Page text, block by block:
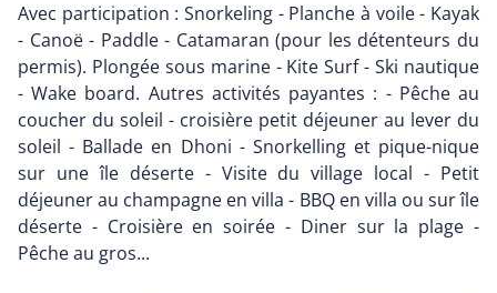
Avec participation : Snorkeling - Planche à voile - Kayak
- Canoë - Paddle - Catamaran (pour les détenteurs du
permis). Plongée sous marine - Kite Surf - Ski nautique
- Wake board. Autres activités payantes : - Pêche au
coucher du soleil - croisière petit déjeuner au lever du
soleil - Ballade en Dhoni - Snorkelling et pique-nique
sur une île déserte - Visite du village local - Petit
déjeuner au champagne en villa - BBQ en villa ou sur île
déserte - Croisière en soirée - Diner sur la plage -
Pêche au gros...